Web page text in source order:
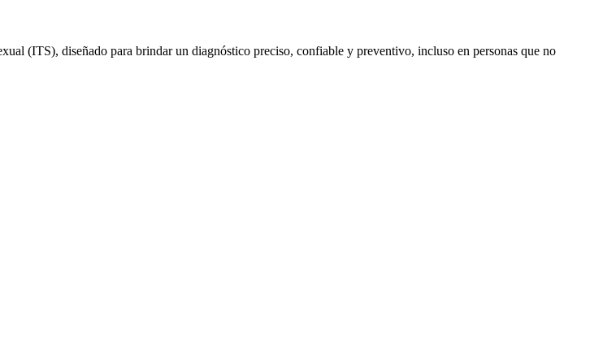
(ITS), diseñado para brindar un diagnóstico preciso, confiable y preventivo, incluso en personas que no